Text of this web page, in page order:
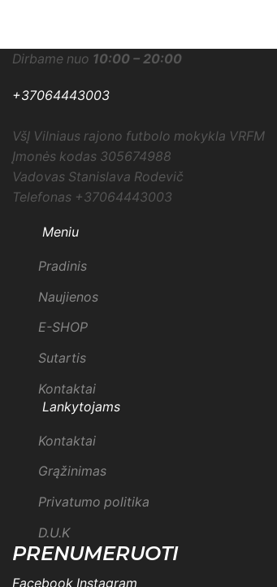
Dirbame nuo 10:00 – 20:00
+37064443003
VšĮ Vilniaus rajono futbolo mokykla VRFM
Įmonės kodas 305674988
Vadovas Stanislava Rodevič
Telefonas +37064443003
Meniu
Pradinis
Naujienos
E-SHOP
Sutartis
Kontaktai
Lankytojams
Kontaktai
Grąžinimas
Privatumo politika
D.U.K
PRENUMERUOTI
Facebook Instagram